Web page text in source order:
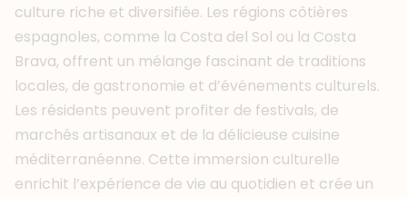
culture riche et diversifiée. Les régions côtières
espagnoles, comme la Costa del Sol ou la Costa
Brava, offrent un mélange fascinant de traditions
locales, de gastronomie et d’événements culturels.
Les résidents peuvent profiter de festivals, de
marchés artisanaux et de la délicieuse cuisine
méditerranéenne. Cette immersion culturelle
enrichit l’expérience de vie au quotidien et crée un